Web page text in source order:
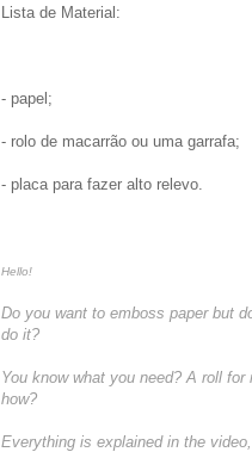
Lista de Material:
- papel;
- rolo de macarrão ou uma garrafa;
- placa para fazer alto relevo.
Hello!
Do you want to emboss paper but
do it?
You know what you need? A roll
how?
Everything is explained in the